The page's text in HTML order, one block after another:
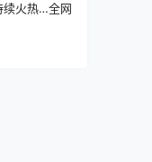
续火热…全网